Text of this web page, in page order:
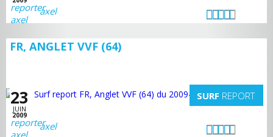
axel
FR, ANGLET VVF (64)
23
JUIN
2009
SURF REPORT
axel